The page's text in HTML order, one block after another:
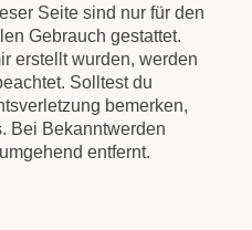
Seite sind nur für den
Gebrauch gestattet.
erstellt wurden, werden
Solltest du
bemerken,
Bei Bekanntwerden
entfernt.